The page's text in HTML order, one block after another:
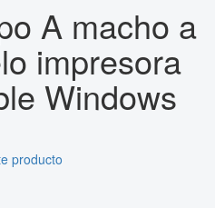
A macho a
impresora
Windows
producto